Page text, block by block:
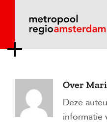
Over
Deze
informatie